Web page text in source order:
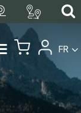
FR